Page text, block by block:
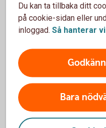
Låt barnet ta
Låt barnet
det går. Då lär sig
och förstå värdet
Betala själv
När barnet blir
månadspengen
kläder, nöjen och
Du kan ta tillbaka ditt
på cookie-sidan eller
inloggad. Så hanterar vi
Bara